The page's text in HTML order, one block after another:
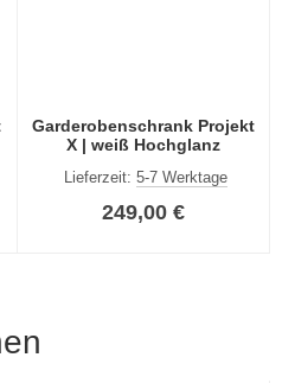
Garderobenschrank Projekt
X | weiß Hochglanz
Lieferzeit:5-7 Werktage
249,00 €